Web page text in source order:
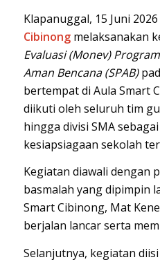
Klapanuggal, 15 Juni
Cibinongmelaksanakan
Evaluasi (Monev)
Aman Bencana (SPAB)
bertempat di Aula Smart
diikuti oleh seluruh tim
hingga divisi SMA
kesiapsiagaan sekolah
Kegiatan diawali dengan
basmalah yang dipimpin
Smart Cibinong, MatKene
berjalan lancar serta
Selanjutnya, kegiatan